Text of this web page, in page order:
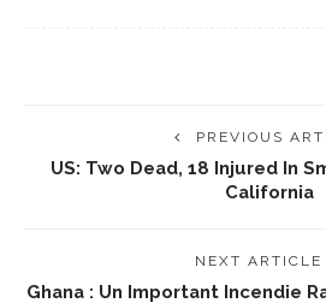
PREVIOUS
US: Two Dead, 18 Injured In
California
NEXT ARTICLE
Ghana : Un Important Incendie